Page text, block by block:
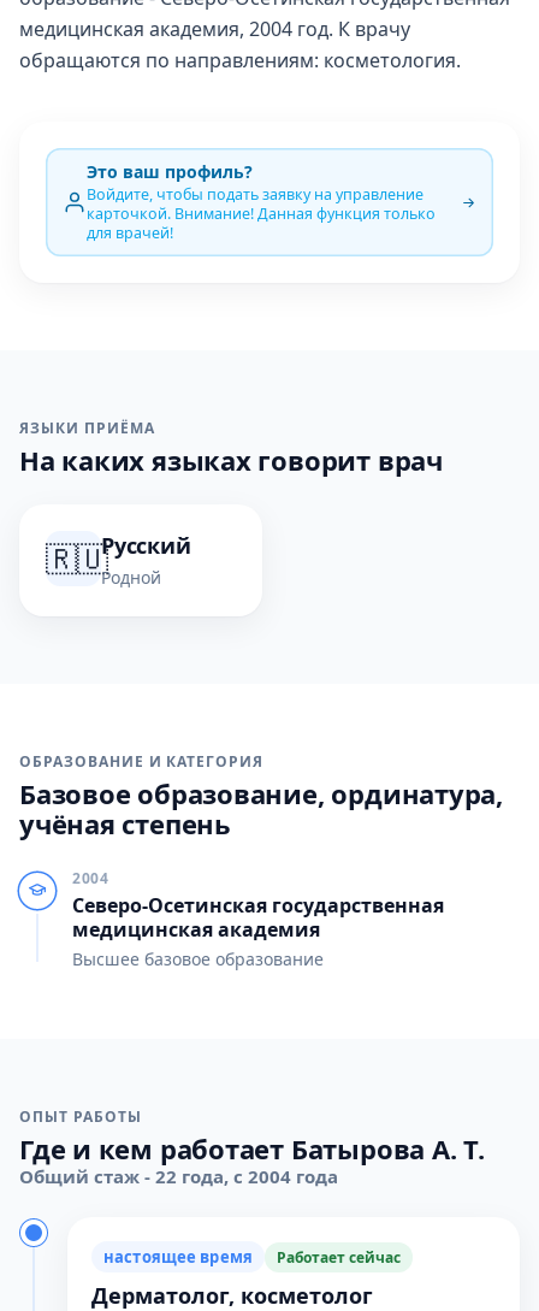
медицинская академия, 2004 год. К врачу
обращаются по направлениям: косметология.
Это ваш профиль?
Войдите, чтобы подать заявку на управление
карточкой. Внимание! Данная функция только
для врачей!
ЯЗЫКИ ПРИЁМА
На каких языках говорит врач
🇷🇺Русский
Родной
ОБРАЗОВАНИЕ И КАТЕГОРИЯ
Базовое образование, ординатура,
учёная степень
2004
Северо-Осетинская государственная
медицинская академия
Высшее базовое образование
ОПЫТ РАБОТЫ
Где и кем работает Батырова А. Т.
Общий стаж - 22 года, с 2004 года
настоящее время Работает сейчас
Дерматолог, косметолог